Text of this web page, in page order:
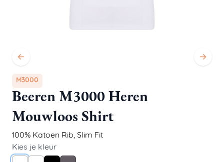
M3000
Beeren M3000 Heren
Mouwloos Shirt
100% Katoen Rib, Slim Fit
Kies je kleur